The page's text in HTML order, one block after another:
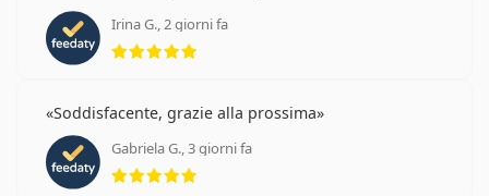
Irina G., 2 giorni fa
Soddisfacente, grazie alla prossima
Gabriela G., 3 giorni fa
valutazione 5 di 5